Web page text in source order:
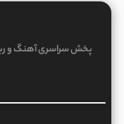
پخش سراسری آهنگ و